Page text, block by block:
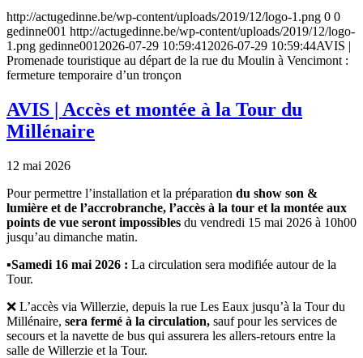
http://actugedinne.be/wp-content/uploads/2019/12/logo-1.png 0 0
gedinne001 http://actugedinne.be/wp-content/uploads/2019/12/logo-
1.png gedinne001 2026-07-29 10:59:41 2026-07-29 10:59:44AVIS |
Promenade touristique au départ de la rue du Moulin à Vencimont :
fermeture temporaire d’un tronçon
AVIS | Accès et montée à la Tour du
Millénaire
12 mai 2026
Pour permettre l’installation et la préparation du show son &
lumière et de l’accrobranche, l’accès à la tour et la montée aux
points de vue seront impossibles du vendredi 15 mai 2026 à 10h00
jusqu’au dimanche matin.
▪️Samedi 16 mai 2026 : La circulation sera modifiée autour de la
Tour.
❌ L’accès via Willerzie, depuis la rue Les Eaux jusqu’à la Tour du
Millénaire, sera fermé à la circulation, sauf pour les services de
secours et la navette de bus qui assurera les allers-retours entre la
salle de Willerzie et la Tour.